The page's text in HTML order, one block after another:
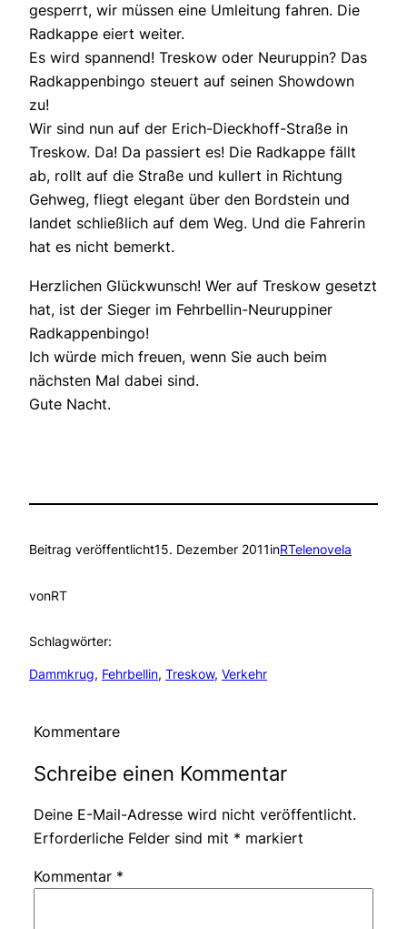
gesperrt, wir müssen eine Umleitung fahren. Die
Radkappe eiert weiter.
Es wird spannend! Treskow oder Neuruppin? Das
Radkappenbingo steuert auf seinen Showdown
zu!
Wir sind nun auf der Erich-Dieckhoff-Straße in
Treskow. Da! Da passiert es! Die Radkappe fällt
ab, rollt auf die Straße und kullert in Richtung
Gehweg, fliegt elegant über den Bordstein und
landet schließlich auf dem Weg. Und die Fahrerin
hat es nicht bemerkt.
Herzlichen Glückwunsch! Wer auf Treskow gesetzt
hat, ist der Sieger im Fehrbellin-Neuruppiner
Radkappenbingo!
Ich würde mich freuen, wenn Sie auch beim
nächsten Mal dabei sind.
Gute Nacht.
Beitrag veröffentlicht15. Dezember 2011inRTelenovela
vonRT
Schlagwörter:
Dammkrug, Fehrbellin, Treskow, Verkehr
Kommentare
Schreibe einen Kommentar
Deine E-Mail-Adresse wird nicht veröffentlicht.
Erforderliche Felder sind mit * markiert
Kommentar *